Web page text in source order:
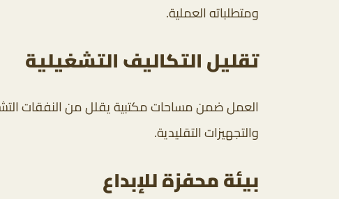
ومتطلباته العملية.
تقليل التكاليف التشغيلية
العمل ضمن مساحات مكتبية يقلل من النفقات
والتجهيزات التقليدية.
بيئة محفزة للإبداع